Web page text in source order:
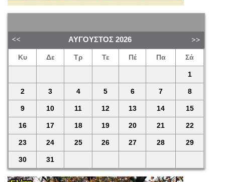
ΑΎΓΟΥΣΤΟΣ 2026
Κυ Δε Τρ Τε Πέ Πα Σά
1
2 3 4 5 6 7 8
9 10 11 12 13 14 15
16 17 18 19 20 21 22
23 24 25 26 27 28 29
30 31